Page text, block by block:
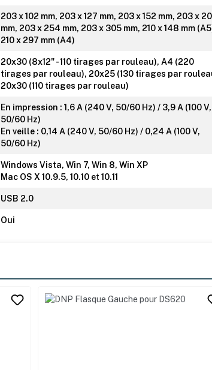
203 x 102 mm, 203 x 127 mm, 203 x 152 mm, 203 x
mm, 203 x 254 mm, 203 x 305 mm, 210 x 148 mm
210 x 297 mm (A4)
20x30 (8x12" - 110 tirages par rouleau), A4 (220
tirages par rouleau), 20x25 (130 tirages par
20x30 (110 tirages par rouleau)
En impression : 1,6 A (240 V, 50/60 Hz) / 3,9 A (100 V,
50/60 Hz)
En veille : 0,14 A (240 V, 50/60 Hz) / 0,24 A (100 V,
50/60 Hz)
Windows Vista, Win 7, Win 8, Win XP
Mac OS X 10.9.5, 10.10 et 10.11
USB 2.0
Oui